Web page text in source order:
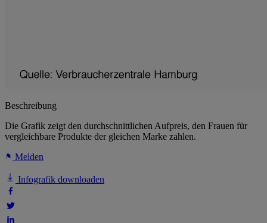
Beschreibung
Die Grafik zeigt den durchschnittlichen Aufpreis, den Frauen für
vergleichbare Produkte der gleichen Marke zahlen.
Melden
Infografik downloaden